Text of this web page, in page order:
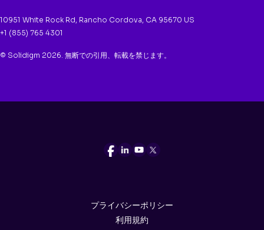
10951 White Rock Rd, Rancho Cordova, CA 95670 US
+1 (855) 765 4301
© Solidigm 2026. 無断での引用、転載を禁じます。
プライバシーポリシー
利用規約